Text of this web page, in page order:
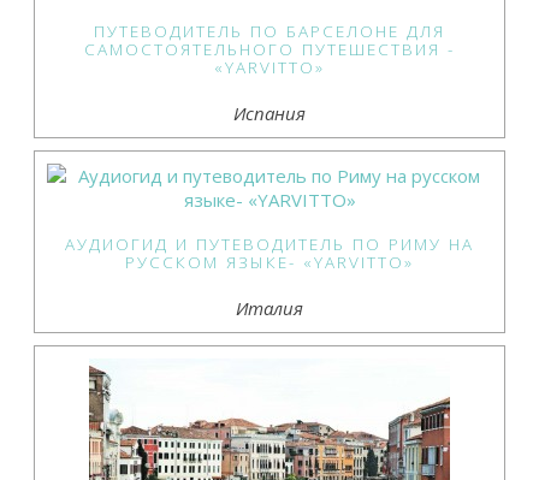
ПУТЕВОДИТЕЛЬ ПО БАРСЕЛОНЕ ДЛЯ
САМОСТОЯТЕЛЬНОГО ПУТЕШЕСТВИЯ -
«YARVITTO»
Испания
АУДИОГИД И ПУТЕВОДИТЕЛЬ ПО РИМУ НА
РУССКОМ ЯЗЫКЕ- «YARVITTO»
Италия